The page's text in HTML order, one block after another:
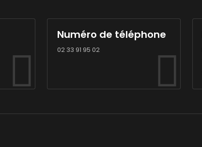
Numéro de téléphone
02 33 91 95 02